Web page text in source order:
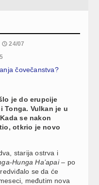
24/07
čovečanstva?
je do erupcije
Tonga. Vulkan je u
se nakon
otkrio je novo
starija ostrva i
Hunga Ha’apai – po
se da će
međutim nova